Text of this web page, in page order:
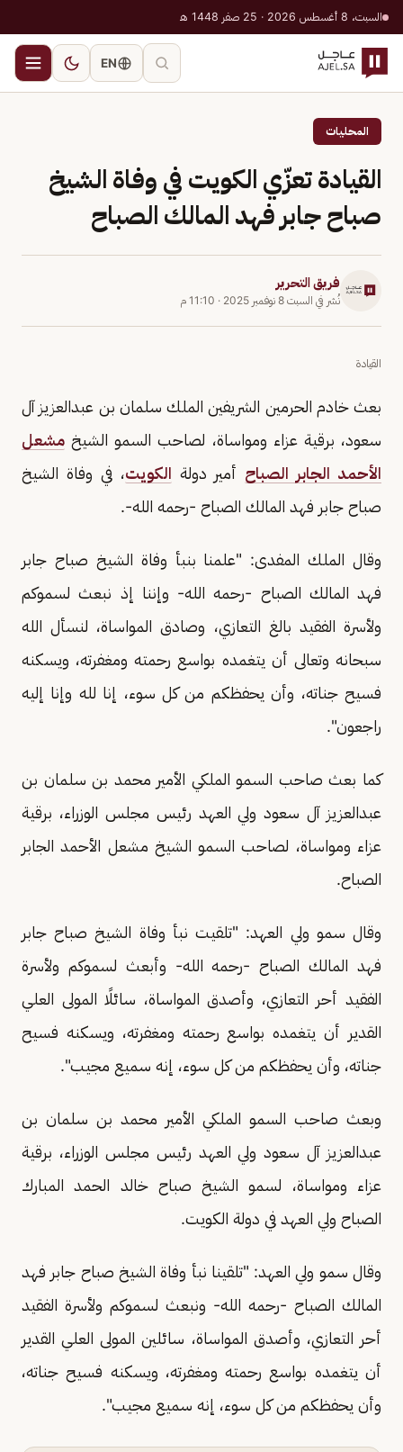
السبت، 8 أغسطس 2026 · 25 صفر 1448 هـ
EN
المحليات
القيادة تعزّي الكويت في وفاة الشيخ
صباح جابر فهد المالك الصباح
فريق التحرير
نُشر في السبت 8 نوفمبر 2025 · 11:10 م
القيادة
بعث خادم الحرمين الشريفين الملك سلمان بن عبدالعزيز آل
سعود، برقية عزاء ومواساة، لصاحب السمو الشيخ مشعل
الأحمد الجابر الصباح أمير دولة الكويت، في وفاة الشيخ
صباح جابر فهد المالك الصباح -رحمه الله-.
وقال الملك المفدى: "علمنا بنبأ وفاة الشيخ صباح جابر
فهد المالك الصباح -رحمه الله- وإننا إذ نبعث لسموكم
ولأسرة الفقيد بالغ التعازي، وصادق المواساة، لنسأل الله
سبحانه وتعالى أن يتغمده بواسع رحمته ومغفرته، ويسكنه
فسيح جناته، وأن يحفظكم من كل سوء، إنا لله وإنا إليه
راجعون".
كما بعث صاحب السمو الملكي الأمير محمد بن سلمان بن
عبدالعزيز آل سعود ولي العهد رئيس مجلس الوزراء، برقية
عزاء ومواساة، لصاحب السمو الشيخ مشعل الأحمد الجابر
الصباح.
وقال سمو ولي العهد: "تلقيت نبأ وفاة الشيخ صباح جابر
فهد المالك الصباح -رحمه الله- وأبعث لسموكم ولأسرة
الفقيد أحر التعازي، وأصدق المواساة، سائلًا المولى العلي
القدير أن يتغمده بواسع رحمته ومغفرته، ويسكنه فسيح
جناته، وأن يحفظكم من كل سوء، إنه سميع مجيب".
وبعث صاحب السمو الملكي الأمير محمد بن سلمان بن
عبدالعزيز آل سعود ولي العهد رئيس مجلس الوزراء، برقية
عزاء ومواساة، لسمو الشيخ صباح خالد الحمد المبارك
الصباح ولي العهد في دولة الكويت.
وقال سمو ولي العهد: "تلقينا نبأ وفاة الشيخ صباح جابر فهد
المالك الصباح -رحمه الله- ونبعث لسموكم ولأسرة الفقيد
أحر التعازي، وأصدق المواساة، سائلين المولى العلي القدير
أن يتغمده بواسع رحمته ومغفرته، ويسكنه فسيح جناته،
وأن يحفظكم من كل سوء، إنه سميع مجيب".